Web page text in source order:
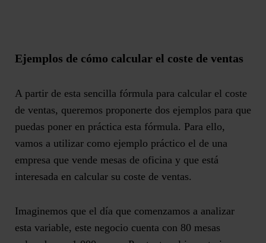
Ejemplos de cómo calcular el coste de ventas
A partir de esta sencilla fórmula para calcular el coste
de ventas, queremos proponerte dos ejemplos para que
puedas poner en práctica esta fórmula. Para ello,
vamos a utilizar como ejemplo práctico el de una
empresa que vende mesas de oficina y que está
interesada en calcular su coste de ventas.
Imaginemos que el día que comenzamos a analizar
esta variable, este negocio cuenta con 80 mesas